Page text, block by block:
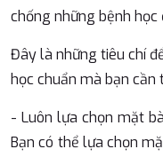
chống những bệnh
Đây là những tiêu chí
học chuẩn mà bạn cần
- Luôn lựa chọn mặt
Bạn có thể lựa chọn